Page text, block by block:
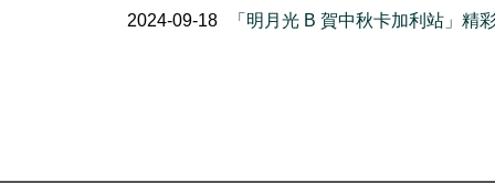
2024-09-18
「明月光 B 賀中秋卡加利站」精